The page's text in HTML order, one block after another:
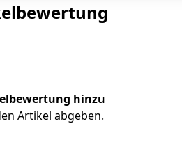
hinzu
Artikel abgeben.